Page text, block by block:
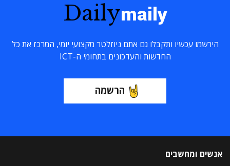
Dailymaily
הירשמו עכשיו ותקבלו גם אתם ניוזלטר מקצועי יומי, המרכז את כל
החדשות והעדכונים בתחומי ה-ICT
הרשמה
אנשים ומחשבים